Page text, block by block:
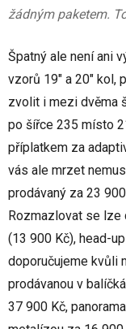
žádným paketem.
Špatný ale není ani
vzorů 19" a 20" kol,
zvolit i mezi dvěma
po šířce 235 místo
příplatkem za
vás ale mrzet
prodávaný za 23
Rozmazlovat se lze
(13 900 Kč), head-
doporučujeme kvůli
prodávanou v
37 900 Kč,